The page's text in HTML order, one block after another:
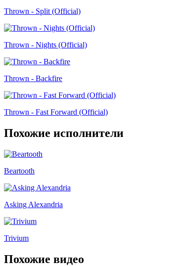
Thrown - Split (Official)
Thrown - Nights (Official)
Thrown - Backfire
Thrown - Fast Forward (Official)
Похожие исполнители
Beartooth
Asking Alexandria
Trivium
Похожие видео